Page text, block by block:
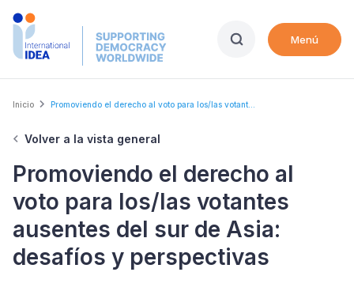
Skip
Menú
Breadcrumb
Inicio Promoviendo el derecho al voto para los/las votant...
Volver a la vista general
Promoviendo el derecho al
voto para los/las votantes
ausentes del sur de Asia:
desafíos y perspectivas